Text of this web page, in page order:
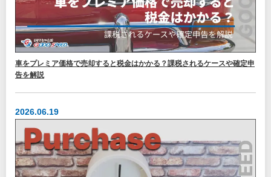
車をプレミア価格で売却すると税金はかかる？課税されるケースや確定申
告を解説
2026.06.19